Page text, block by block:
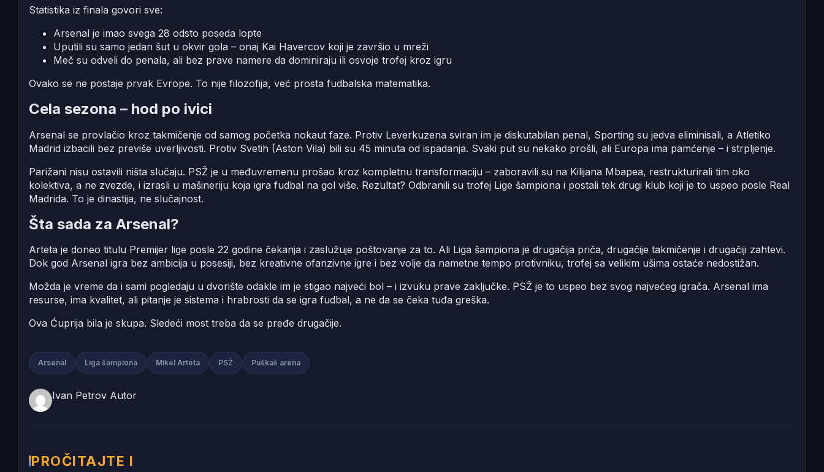
Statistika iz finala govori sve:
Arsenal je imao svega 28 odsto poseda lopte
Uputili su samo jedan šut u okvir gola – onaj Kai Havercov koji je završio u mreži
Meč su odveli do penala, ali bez prave namere da dominiraju ili osvoje trofej kroz igru
Ovako se ne postaje prvak Evrope. To nije filozofija, već prosta fudbalska matematika.
Cela sezona – hod po ivici
Arsenal se provlačio kroz takmičenje od samog početka nokaut faze. Protiv Leverkuzena sviran im je diskutabilan penal, Sporting su jedva eliminisali, a Atletiko
Madrid izbacili bez previše uverljivosti. Protiv Svetih (Aston Vila) bili su 45 minuta od ispadanja. Svaki put su nekako prošli, ali Europa ima pamćenje – i strpljenje.
Parižani nisu ostavili ništa slučaju. PSŽ je u međuvremenu prošao kroz kompletnu transformaciju – zaboravili su na Kilijana Mbapea, restrukturirali tim oko
kolektiva, a ne zvezde, i izrasli u mašineriju koja igra fudbal na gol više. Rezultat? Odbranili su trofej Lige šampiona i postali tek drugi klub koji je to uspeo posle Real
Madrida. To je dinastija, ne slučajnost.
Šta sada za Arsenal?
Arteta je doneo titulu Premijer lige posle 22 godine čekanja i zaslužuje poštovanje za to. Ali Liga šampiona je drugačija priča, drugačije takmičenje i drugačiji zahtevi.
Dok god Arsenal igra bez ambicija u posesiji, bez kreativne ofanzivne igre i bez volje da nametne tempo protivniku, trofej sa velikim ušima ostaće nedostižan.
Možda je vreme da i sami pogledaju u dvorište odakle im je stigao najveći bol – i izvuku prave zaključke. PSŽ je to uspeo bez svog najvećeg igrača. Arsenal ima
resurse, ima kvalitet, ali pitanje je sistema i hrabrosti da se igra fudbal, a ne da se čeka tuđa greška.
Ova Ćuprija bila je skupa. Sledeći most treba da se pređe drugačije.
Arsenal Liga šampiona Mikel Arteta PSŽ Puškaš arena
Ivan Petrov Autor
PROČITAJTE I